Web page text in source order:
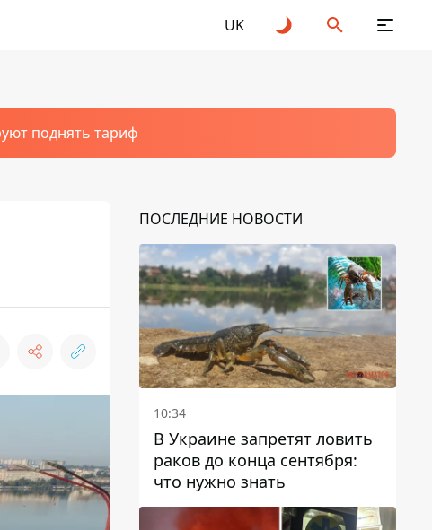
UK
поднять тариф
ПОСЛЕДНИЕ НОВОСТИ
10:34
В Украине запретят ловить
раков до конца сентября:
что нужно знать